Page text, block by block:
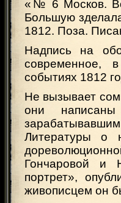
«№ 6 Москов.
Большую
1812. Поза.
Надпись на
современное,
событиях 1812
Не вызывает
они
Литературы о
Гончаровой и
портрет»,
живописцем он